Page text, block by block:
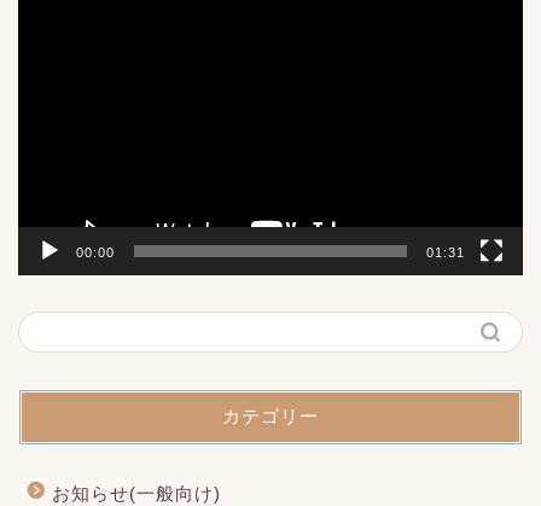
00:00 01:31
カテゴリー
お知らせ(一般向け)